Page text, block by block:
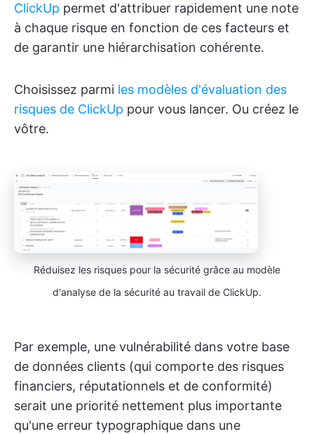
ClickUp permet d'attribuer rapidement une note
à chaque risque en fonction de ces facteurs et
de garantir une hiérarchisation cohérente.
Choisissez parmi les modèles d'évaluation des
risques de ClickUp pour vous lancer. Ou créez le
vôtre.
Réduisez les risques pour la sécurité grâce au modèle
d'analyse de la sécurité au travail de ClickUp.
Par exemple, une vulnérabilité dans votre base
de données clients (qui comporte des risques
financiers, réputationnels et de conformité)
serait une priorité nettement plus importante
qu'une erreur typographique dans une